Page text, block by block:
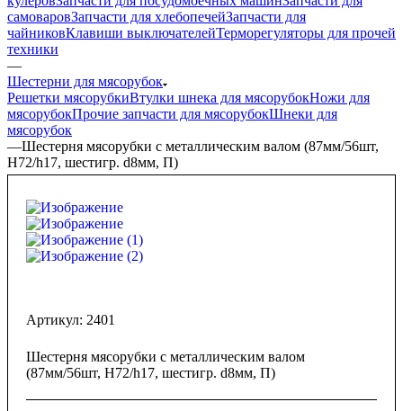
самоваровЗапчасти для хлебопечейЗапчасти для
чайниковКлавиши выключателейТерморегуляторы для прочей
техники
—
Шестерни для мясорубок
Решетки мясорубкиВтулки шнека для мясорубокНожи для
мясорубокПрочие запчасти для мясорубокШнеки для
мясорубок
—Шестерня мясорубки с металлическим валом (87мм/56шт,
H72/h17, шестигр. d8мм, П)
Артикул: 2401
Шестерня мясорубки с металлическим валом
(87мм/56шт, H72/h17, шестигр. d8мм, П)